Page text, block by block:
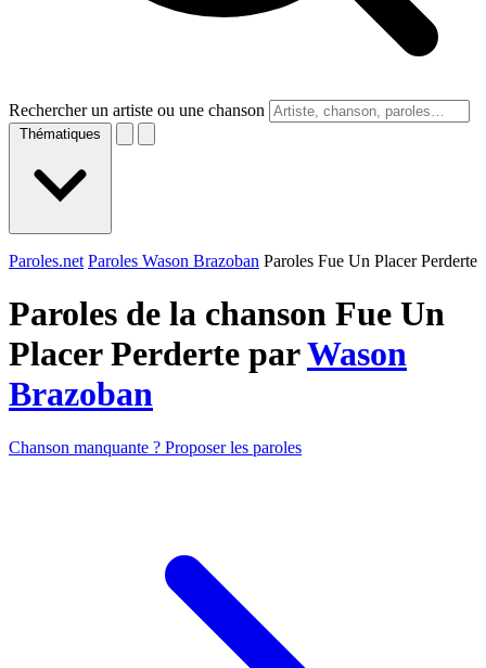
Rechercher un artiste ou une chanson
Thématiques
Paroles.net Paroles Wason Brazoban Paroles Fue Un Placer Perderte
Paroles de la chanson Fue Un
Placer Perderte parWason
Brazoban
Chanson manquante ? Proposer les paroles